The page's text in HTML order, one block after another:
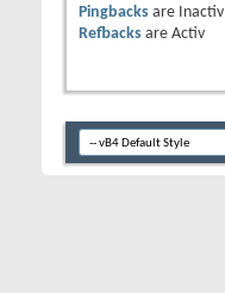
Pingbacks are
Inactiv
Refbacks are Activ